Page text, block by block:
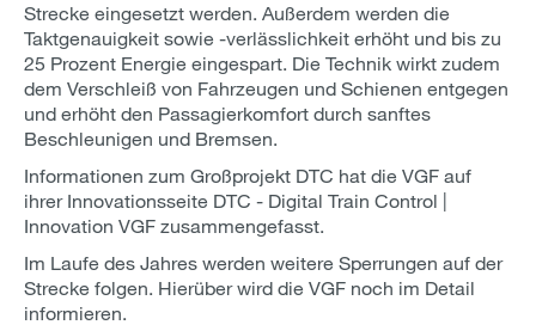
Strecke eingesetzt werden. Außerdem werden die
Taktgenauigkeit sowie -verlässlichkeit erhöht und bis zu
25 Prozent Energie eingespart. Die Technik wirkt zudem
dem Verschleiß von Fahrzeugen und Schienen entgegen
und erhöht den Passagierkomfort durch sanftes
Beschleunigen und Bremsen.
Informationen zum Großprojekt DTC hat die VGF auf
ihrer Innovationsseite DTC - Digital Train Control |
Innovation VGF zusammengefasst.
Im Laufe des Jahres werden weitere Sperrungen auf der
Strecke folgen. Hierüber wird die VGF noch im Detail
informieren.